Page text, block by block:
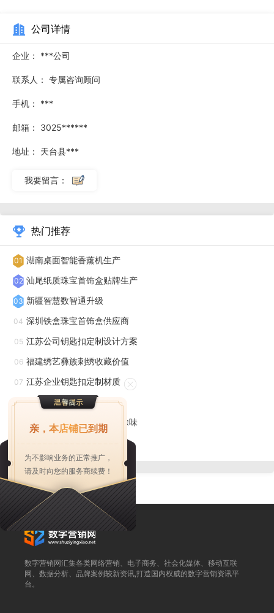
高，居民住房条件也在不断改善，装修日益豪华。而室内装饰
材料多为人造板材和化学材料，生产装饰板材所用的胶粘剂主
要是脲醛树脂。板材中残留大量有害气体，已成为室内空气污
染的重要来源。而仿真植物墙采用环保原料制成，安全无毒无
异味，适合用于家居装修。
东方日升新能源股份有限公司宣布，其厂区围栏已采用浙
江明筑新材料股份有限公司的仿真植物墙进行装饰，以提升厂
不懈追求。浙江明筑新材料股份有限公司，是一家专业从事仿
和销售的企业。公司拥有强大的研发队伍和技术力量，产品远
销100多个国家和地区，是生产仿真植物墙产品的先驱企业。
此次东方日升新能源选择浙江明筑的仿真植物墙进行厂区围栏
装饰，不*是因为其产品具有高度的仿真度和美观度，更因为
仿真植物墙在安装、维护和使用方面具有诸多优势。仿真植物
墙安装便捷，维护省心，绿色持久，户外使用期可达8-10年以
上，室内使用可长达10年以上。同时，产品具备抗紫外线、抗
冷冻、阻燃B1级、绿色无污染等功能，能够完美适应各种恶劣
气候和环境。据东方日升新能源相关负责人介绍，此次采用仿
真植物墙装饰厂区围栏，旨在提升厂区的整体绿化水平，营造
更加舒适、美观的工作环境。浙江明筑的仿真植物墙产品应用
范围广，不*适用于厂区围栏的装饰，还可用于城市环境绿
化、商超和居家休闲区域的美化装饰等。仿真植物墙易于表达
设计效果，层次分明，可以为室内外设计增添亮点。
保利悦都项目施工现场迎来了一场绿色变革，浙江明筑以
其出色的仿真植物墙技术，为该项目工程围挡带来了全新的美
求，也展示了浙江明筑在仿真植物墙领域的专业实力和市场影
响力。保利悦都作为城市中的一处重要地产项目，其施工围挡
公司详情
企业： ***公司
联系人： 专属咨询顾问
手机： ***
邮箱： 3025******
地址： 天台县***
我要留言：
热门推荐
01 湖南桌面智能香薰机生产
02 汕尾纸质珠宝首饰盒贴牌生产
03 新疆智慧数智通升级
04 深圳铁盒珠宝首饰盒供应商
05 江苏公司钥匙扣定制设计方案
06 福建绣艺彝族刺绣收藏价值
07 江苏企业钥匙扣定制材质
08 浙江企业冰箱贴定制
广东智能智能香薰机车内除味
10 数据安全文化数字资产转化
数字营销网汇集各类网络营销、电子商务、社会化媒体、移动互联
网、数据分析、品牌案例较新资讯,打造国内权威的数字营销资讯平
台。
亲，本店铺已到期
为不影响业务的正常推广，
请及时向您的服务商续费！